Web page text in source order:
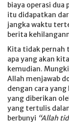
biaya operasi dua
itu didapatkan
jangka waktu
berita
Kita tidak pernah
apa yang akan
kemudian.
Allah menjawab
dengan cara
yang diberikan
yang tertulis
berbunyi “Allah